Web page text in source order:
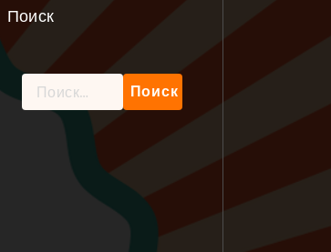
Поиск
Найти: